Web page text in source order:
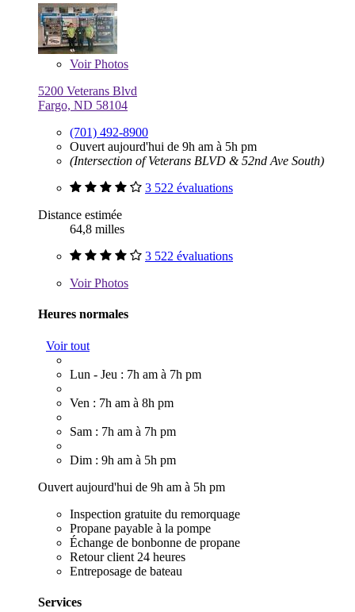
VoirPhotos
5200 Veterans Blvd
Fargo, ND 58104
(701) 492-8900
Ouvert aujourd'hui de 9h am à 5h pm
(Intersection of Veterans BLVD & 52nd Ave South)
3 522 évaluations
Distance estimée
64,8 milles
3 522 évaluations
VoirPhotos
Heures normales
Voir tout
Lun - Jeu : 7h am à 7h pm
Ven : 7h am à 8h pm
Sam : 7h am à 7h pm
Dim : 9h am à 5h pm
Ouvert aujourd'hui de 9h am à 5h pm
Inspection gratuite du remorquage
Propane payable à la pompe
Échange de bonbonne de propane
Retour client 24 heures
Entreposage de bateau
Services